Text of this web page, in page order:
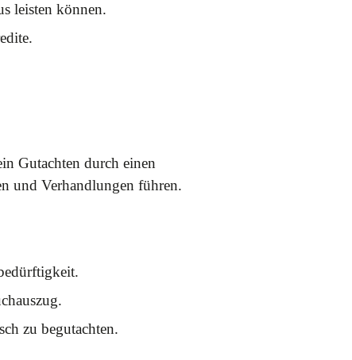
leisten können.
Gutachten durch einen
und Verhandlungen führen.
zu begutachten.